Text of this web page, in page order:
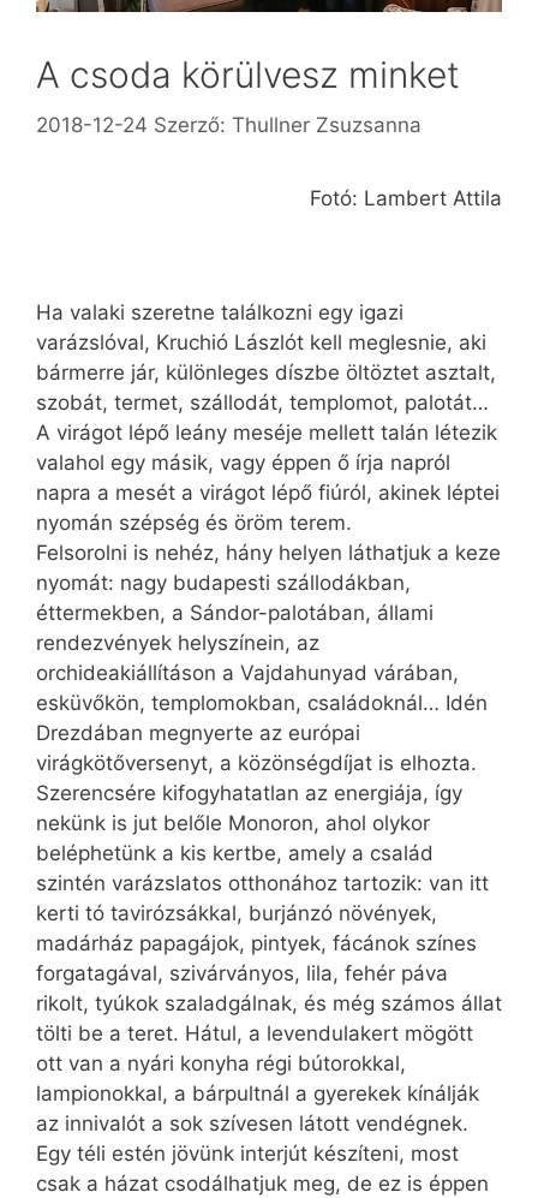
A csoda körülvesz minket
2018-12-24 Szerző: Thullner Zsuzsanna
Fotó: Lambert Attila
Ha valaki szeretne találkozni egy igazi
varázslóval, Kruchió Lászlót kell meglesnie, aki
bármerre jár, különleges díszbe öltöztet asztalt,
szobát, termet, szállodát, templomot, palotát…
A virágot lépő leány meséje mellett talán létezik
valahol egy másik, vagy éppen ő írja napról
napra a mesét a virágot lépő fiúról, akinek léptei
nyomán szépség és öröm terem.
Felsorolni is nehéz, hány helyen láthatjuk a keze
nyomát: nagy budapesti szállodákban,
éttermekben, a Sándor-palotában, állami
rendezvények helyszínein, az
orchideakiállításon a Vajdahunyad várában,
esküvőkön, templomokban, családoknál… Idén
Drezdában megnyerte az európai
virágkötőversenyt, a közönségdíjat is elhozta.
Szerencsére kifogyhatatlan az energiája, így
nekünk is jut belőle Monoron, ahol olykor
beléphetünk a kis kertbe, amely a család
szintén varázslatos otthonához tartozik: van itt
kerti tó tavirózsákkal, burjánzó növények,
madárház papagájok, pintyek, fácánok színes
forgatagával, szivárványos, lila, fehér páva
rikolt, tyúkok szaladgálnak, és még számos állat
tölti be a teret. Hátul, a levendulakert mögött
ott van a nyári konyha régi bútorokkal,
lampionokkal, a bárpultnál a gyerekek kínálják
az innivalót a sok szívesen látott vendégnek.
Egy téli estén jövünk interjút készíteni, most
csak a házat csodálhatjuk meg, de ez is éppen